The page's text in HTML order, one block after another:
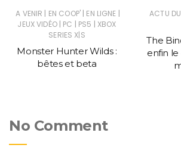
A VENIR | EN COOP' | EN LIGNE |
JEUX VIDÉO | PC | PS5 | XBOX
SERIES X|S
Monster Hunter Wilds :
bêtes et beta
ACTU
The
enfin
No Comment